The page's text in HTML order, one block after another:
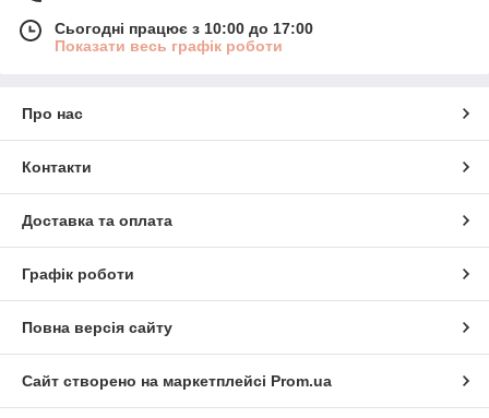
Сьогодні працює з 10:00 до 17:00
Показати весь графік роботи
Про нас
Контакти
Доставка та оплата
Графік роботи
Повна версія сайту
Сайт створено на маркетплейсі Prom.ua